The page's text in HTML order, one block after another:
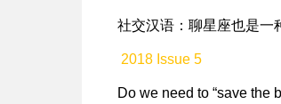
社交汉语： 聊星座也是一
2018 Issue 5
Do we need to “save the